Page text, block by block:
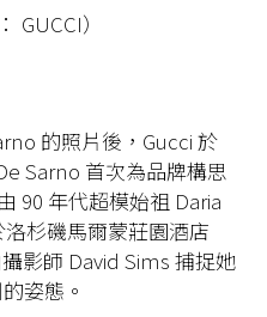
GUCCI）
的照片後，Gucci 於
Sarno 首次為品牌構思
90 年代超模始祖 Daria
杉磯馬爾蒙莊園酒店
影師 David Sims 捕捉她
姿態。